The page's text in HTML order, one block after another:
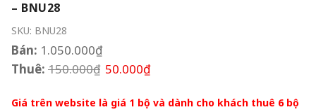
– BNU28
SKU: BNU28
Bán: 1.050.000₫
Thuê: 150.000₫ 50.000₫
Giá trên website là giá 1 bộ và dành cho khách thuê 6 bộ